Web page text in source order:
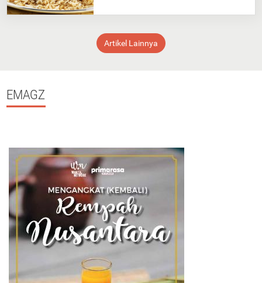
Artikel Lainnya
EMAGZ